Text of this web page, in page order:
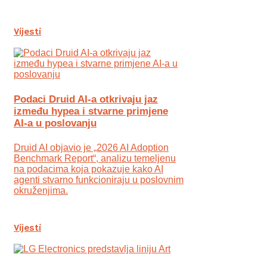
Vijesti
Podaci Druid AI-a otkrivaju jaz
između hypea i stvarne primjene
AI-a u poslovanju
Druid AI objavio je „2026 AI Adoption
Benchmark Report“, analizu temeljenu
na podacima koja pokazuje kako AI
agenti stvarno funkcioniraju u poslovnim
okruženjima.
Vijesti